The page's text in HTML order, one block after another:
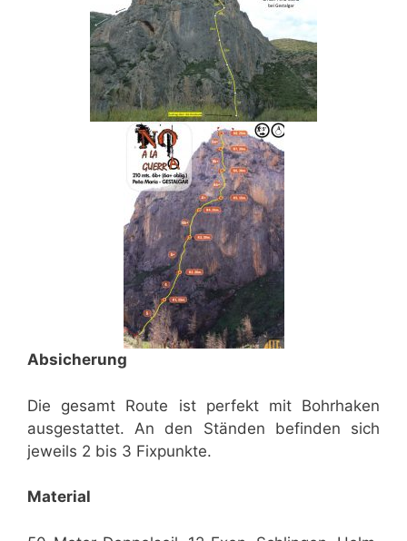
Absicherung
Die gesamt Route ist perfekt mit Bohrhaken
ausgestattet. An den Ständen befinden sich
jeweils 2 bis 3 Fixpunkte.
Material